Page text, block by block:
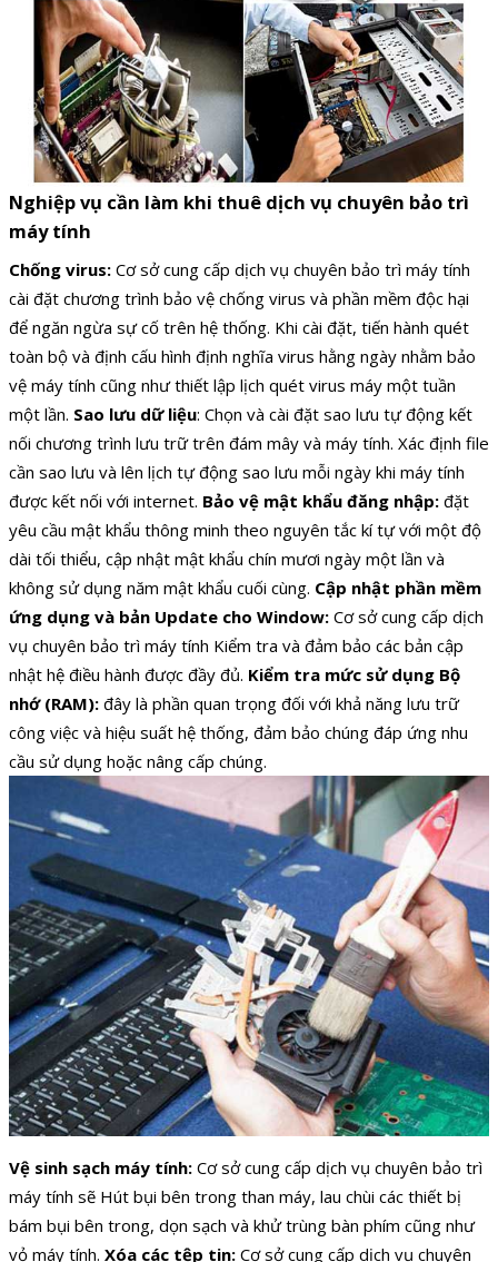
Nghiệp vụ cần làm khi thuê dịch vụ chuyên bảo trì
máy tính
Chống virus: Cơ sở cung cấp dịch vụ chuyên bảo trì máy tính
cài đặt chương trình bảo vệ chống virus và phần mềm độc hại
để ngăn ngừa sự cố trên hệ thống. Khi cài đặt, tiến hành quét
toàn bộ và định cấu hình định nghĩa virus hằng ngày nhằm bảo
vệ máy tính cũng như thiết lập lịch quét virus máy một tuần
một lần. Sao lưu dữ liệu: Chọn và cài đặt sao lưu tự động kết
nối chương trình lưu trữ trên đám mây và máy tính. Xác định file
cần sao lưu và lên lịch tự động sao lưu mỗi ngày khi máy tính
được kết nối với internet. Bảo vệ mật khẩu đăng nhập: đặt
yêu cầu mật khẩu thông minh theo nguyên tắc kí tự với một độ
dài tối thiểu, cập nhật mật khẩu chín mươi ngày một lần và
không sử dụng năm mật khẩu cuối cùng. Cập nhật phần mềm
ứng dụng và bản Update cho Window: Cơ sở cung cấp dịch
vụ chuyên bảo trì máy tính Kiểm tra và đảm bảo các bản cập
nhật hệ điều hành được đầy đủ. Kiểm tra mức sử dụng Bộ
nhớ (RAM): đây là phần quan trọng đối với khả năng lưu trữ
công việc và hiệu suất hệ thống, đảm bảo chúng đáp ứng nhu
cầu sử dụng hoặc nâng cấp chúng.
Vệ sinh sạch máy tính: Cơ sở cung cấp dịch vụ chuyên bảo trì
máy tính sẽ Hút bụi bên trong than máy, lau chùi các thiết bị
bám bụi bên trong, dọn sạch và khử trùng bàn phím cũng như
vỏ máy tính. Xóa các tệp tin: Cơ sở cung cấp dịch vụ chuyên